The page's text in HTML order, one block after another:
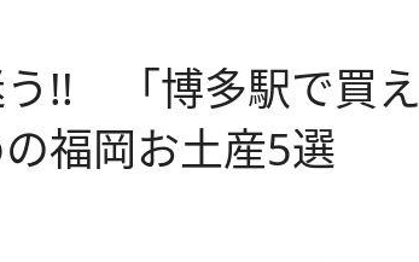
う!! 「博多駅で買え
福岡お土産5選